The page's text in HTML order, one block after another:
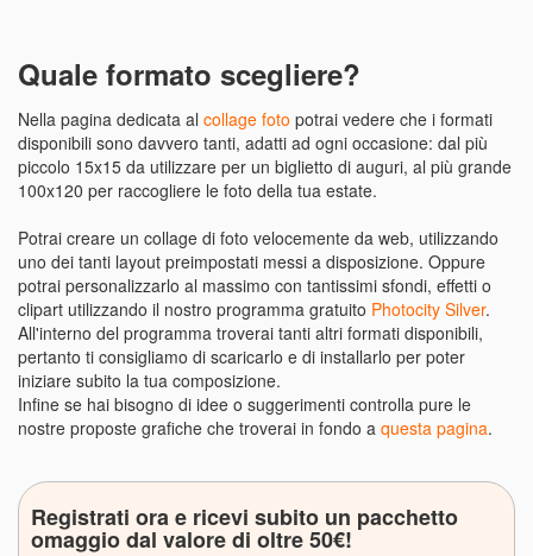
Quale formato scegliere?
Nella pagina dedicata al collage foto potrai vedere che i formati
disponibili sono davvero tanti, adatti ad ogni occasione: dal più
piccolo 15x15 da utilizzare per un biglietto di auguri, al più grande
100x120 per raccogliere le foto della tua estate.
Potrai creare un collage di foto velocemente da web, utilizzando
uno dei tanti layout preimpostati messi a disposizione. Oppure
potrai personalizzarlo al massimo con tantissimi sfondi, effetti o
clipart utilizzando il nostro programma gratuito Photocity Silver.
All'interno del programma troverai tanti altri formati disponibili,
pertanto ti consigliamo di scaricarlo e di installarlo per poter
iniziare subito la tua composizione.
Infine se hai bisogno di idee o suggerimenti controlla pure le
nostre proposte grafiche che troverai in fondo a questa pagina.
Registrati ora e ricevi subito un pacchetto
omaggio dal valore di oltre 50€!